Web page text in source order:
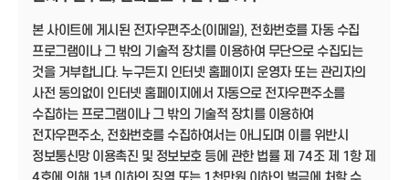
본 사이트에 게시된 전자우편주소(이메일), 전화번호를 자동 수집
프로그램이나 그 밖의 기술적 장치를 이용하여 무단으로 수집되는
것을 거부합니다. 누구든지 인터넷 홈페이지 운영자 또는 관리자의
사전 동의없이 인터넷 홈페이지에서 자동으로 전자우편주소를
수집하는 프로그램이나 그 밖의 기술적 장치를 이용하여
전자우편주소, 전화번호를 수집하여서는 아니되며 이를 위반시
정보통신망 이용촉진 및 정보보호 등에 관한 법률 제 74조 제 1항 제